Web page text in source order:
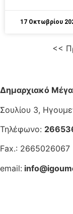
17 Οκτωβρίου
<<
Δημαρχιακό
Σουλίου 3,
Τηλέφωνο:
Fax.: 2665026067
email: